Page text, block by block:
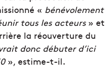
« bénévolement
tous les acteurs» et
la réouverture du
donc débuter d’ici
», estime-t-il.